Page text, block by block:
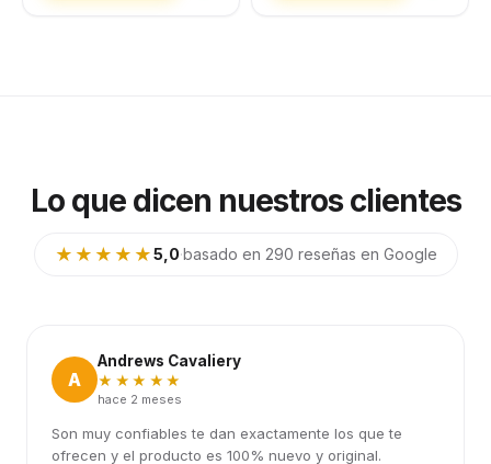
Lo que dicen nuestros clientes
★★★★★5,0·basado en 290 reseñas en Google
A
Andrews Cavaliery
★★★★★
hace 2 meses
Son muy confiables te dan exactamente los que te
ofrecen y el producto es 100% nuevo y original.